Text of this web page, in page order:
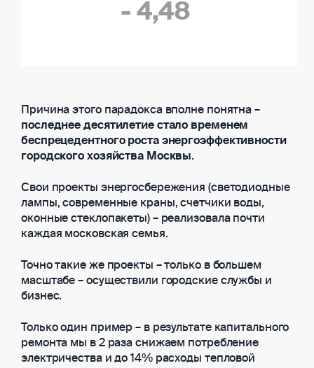
- 4,48
Причина этого парадокса вполне понятна –
последнее десятилетие стало временем
беспрецедентного роста энергоэффективности
городского хозяйства Москвы.
Свои проекты энергосбережения (светодиодные
лампы, современные краны, счетчики воды,
оконные стеклопакеты) – реализовала почти
каждая московская семья.
Точно такие же проекты – только в большем
масштабе – осуществили городские службы и
бизнес.
Только один пример – в результате капитального
ремонта мы в 2 раза снижаем потребление
электричества и до 14% расходы тепловой